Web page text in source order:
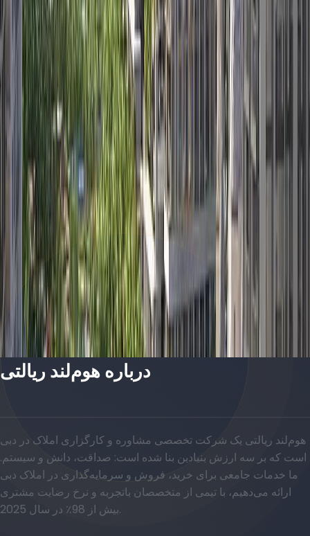
پلان‌های طبقه
Socio Tower | Dubai Hills Estate | by Emaar
پلان‌های طبقه
Vida Residences | Dubai Hills Estate | by Emaar
پلان‌های طبقه
Vida Residences Club Point | Dubai Hills Estate |
by Emaar
پلان‌های طبقه
درباره هوم‌لند ریالتی
هوم‌لند ریالتی یک شرکت تخصصی مشاوره و کارگزاری املاک در دبی
است که بر سه ارزش بنیادین بنا شده است: صداقت، دانش و سیستم.
ما خدمات جامعی برای خرید، فروش و سرمایه‌گذاری در املاک دبی
ارائه می‌دهیم، با تیمی از متخصصان باتجربه و نرخ رضایت مشتری
بیش از 98٪ در سال 2025.